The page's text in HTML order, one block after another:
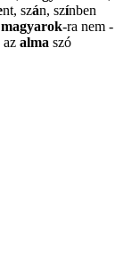
nt, szán, színben
magyarok-ra nem -
az alma szó